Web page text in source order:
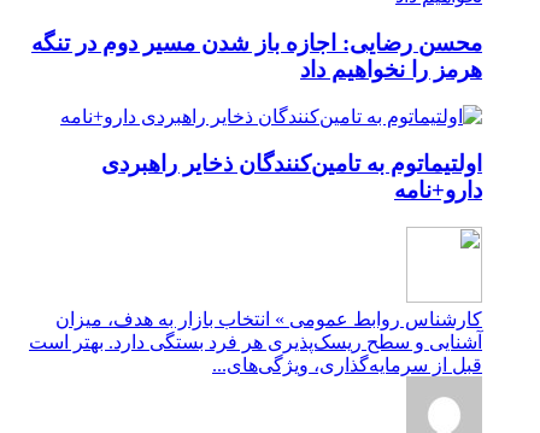
محسن رضایی: اجازه باز شدن مسیر دوم در تنگه
هرمز را نخواهیم داد
اولتیماتوم به تامین‌کنندگان ذخایر راهبردی
دارو+نامه
کارشناس روابط عمومی » انتخاب بازار به هدف، میزان
آشنایی و سطح ریسک‌پذیری هر فرد بستگی دارد. بهتر است
قبل از سرمایه‌گذاری، ویژگی‌های...